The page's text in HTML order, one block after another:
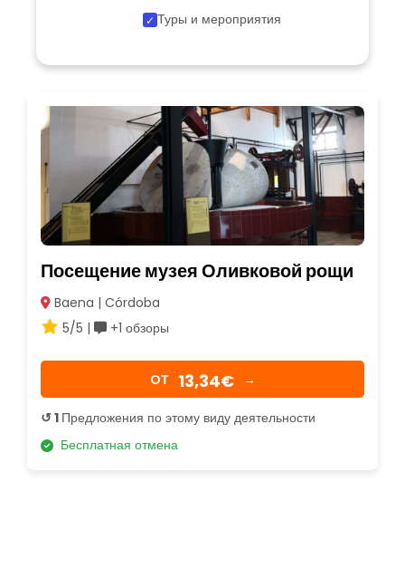
Туры и мероприятия
Посещение музея Оливковой рощи
Baena | Córdoba
5/5 |
+1 обзоры
OТ 13,34€ →
↺ 1 Предложения по этому виду деятельности
Бесплатная отмена